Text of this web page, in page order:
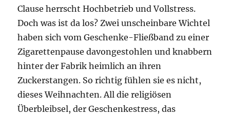
Clause herrscht Hochbetrieb und Vollstress.
Doch was ist da los? Zwei unscheinbare Wichtel
haben sich vom Geschenke-Fließband zu einer
Zigarettenpause davongestohlen und knabbern
hinter der Fabrik heimlich an ihren
Zuckerstangen. So richtig fühlen sie es nicht,
dieses Weihnachten. All die religiösen
Überbleibsel, der Geschenkestress, das